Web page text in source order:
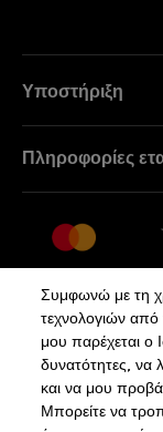
Υποστήριξη
Επιστροφές
Όροι Πώλησης
Κάνε κλικ
Πληροφορίες
Θέσεις
Πολιτική
Συμφωνώ με τη
τεχνολογιών
μου παρέχεται ο
δυνατότητες, να
και να μου
Μπορείτε να